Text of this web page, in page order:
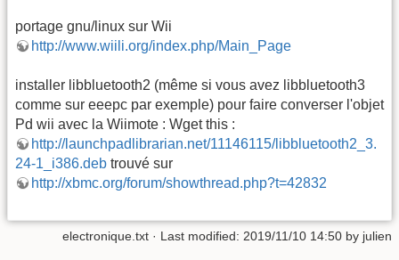
portage gnu/linux sur Wii
http://www.wiili.org/index.php/Main_Page
installer libbluetooth2 (même si vous avez libbluetooth3
comme sur eeepc par exemple) pour faire converser l'objet
Pd wii avec la Wiimote : Wget this :
http://launchpadlibrarian.net/11146115/libbluetooth2_3.
24-1_i386.deb trouvé sur
http://xbmc.org/forum/showthread.php?t=42832
electronique.txt · Last modified: 2019/11/10 14:50 by julien